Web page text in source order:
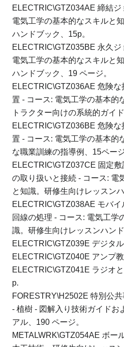
ELECTRIC\GTZ034AE 締結
電気工学の基本的なスキルと知
ハンドブック、15p。
ELECTRIC\GTZ035BE 永久
電気工学の基本的なスキルと知
ハンドブック、19 ページ。
ELECTRIC\GTZ036AE 危険
置 - コース: 電気工学の基本的
トラクター向けの系統的ガイ
ELECTRIC\GTZ036BE 危険
置 - コース: 電気工学の基本的
な職業訓練の指導例、15ページ
ELECTRIC\GTZ037CE 固定
の取り扱いと接続 - コース: 電
と知識。 研修生向けレッスン
ELECTRIC\GTZ038AE モバ
回線の処理 - コース: 電気工学
識。 研修生向けレッスンハン
ELECTRIC\GTZ039E デジタ
ELECTRIC\GTZ040E アンプ
ELECTRIC\GTZ041E ラジオ
p.
FORESTRY\H2502E 特別公
- 植樹 - 図解入り技術ガイドお
アル、190 ページ。
METALWRK\GTZ054AE ボー